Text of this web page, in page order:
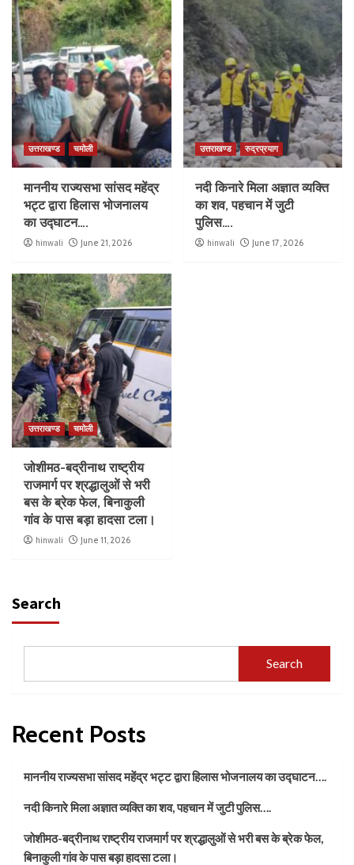
उत्तराखण्ड चमोली
माननीय राज्यसभा सांसद महेंद्र
भट्ट द्वारा हिलास भोजनालय
का उद्घाटन….
hinwali June 21, 2026
उत्तराखण्ड रुद्रप्रयाग
नदी किनारे मिला अज्ञात व्यक्ति
का शव, पहचान में जुटी
पुलिस….
hinwali June 17, 2026
उत्तराखण्ड चमोली
जोशीमठ-बद्रीनाथ राष्ट्रीय
राजमार्ग पर श्रद्धालुओं से भरी
बस के ब्रेक फेल, बिनाकुली
गांव के पास बड़ा हादसा टला।
hinwali June 11, 2026
Search
Search
Recent Posts
माननीय राज्यसभा सांसद महेंद्र भट्ट द्वारा हिलास भोजनालय का उद्घाटन….
नदी किनारे मिला अज्ञात व्यक्ति का शव, पहचान में जुटी पुलिस….
जोशीमठ-बद्रीनाथ राष्ट्रीय राजमार्ग पर श्रद्धालुओं से भरी बस के ब्रेक फेल,
बिनाकुली गांव के पास बड़ा हादसा टला।